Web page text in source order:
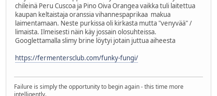
chileinä Peru Cuscoa ja Pino Oiva Orangea vaikka tuli laitettua
kaupan keltaistaja oranssia vihannespaprikaa makua
laimentamaan. Neste purkissa oli kirkasta mutta "venyvää" /
limaista. Ilmeisesti näin käy jossain olosuhteissa.
Googlettamalla slimy brine löytyi jotain juttua aiheesta
https://fermentersclub.com/funky-fungi/
Failure is simply the opportunity to begin again - this time more
intelligently.